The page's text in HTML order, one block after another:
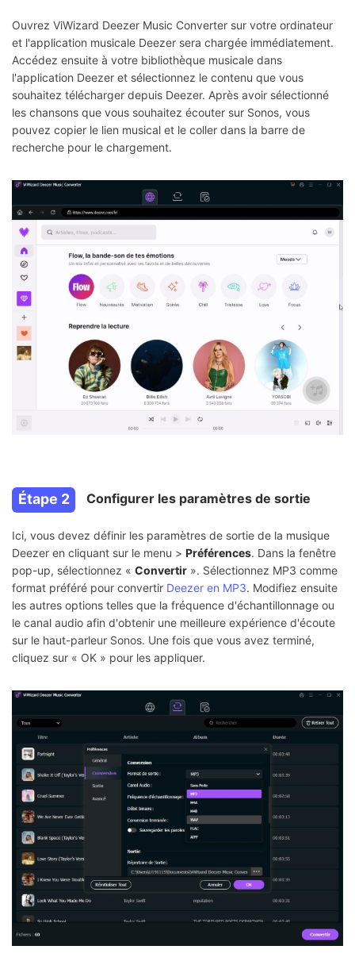
Ouvrez ViWizard Deezer Music Converter sur votre ordinateur
et l'application musicale Deezer sera chargée immédiatement.
Accédez ensuite à votre bibliothèque musicale dans
l'application Deezer et sélectionnez le contenu que vous
souhaitez télécharger depuis Deezer. Après avoir sélectionné
les chansons que vous souhaitez écouter sur Sonos, vous
pouvez copier le lien musical et le coller dans la barre de
recherche pour le chargement.
Étape 2 Configurer les paramètres de sortie
Ici, vous devez définir les paramètres de sortie de la musique
Deezer en cliquant sur le menu > Préférences. Dans la fenêtre
pop-up, sélectionnez « Convertir ». Sélectionnez MP3 comme
format préféré pour convertir Deezer en MP3. Modifiez ensuite
les autres options telles que la fréquence d'échantillonnage ou
le canal audio afin d'obtenir une meilleure expérience d'écoute
sur le haut-parleur Sonos. Une fois que vous avez terminé,
cliquez sur « OK » pour les appliquer.